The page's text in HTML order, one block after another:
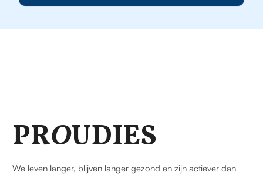
PROUDIES
We leven langer, blijven langer gezond en zijn actiever dan